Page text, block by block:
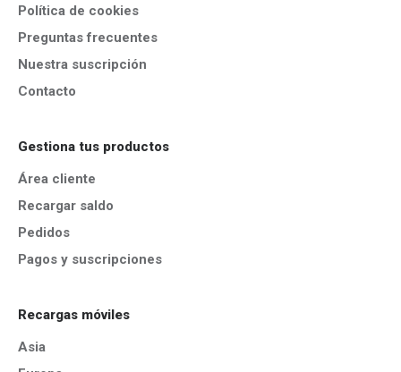
Política de cookies
Preguntas frecuentes
Nuestra suscripción
Contacto
Gestiona tus productos
Área cliente
Recargar saldo
Pedidos
Pagos y suscripciones
Recargas móviles
Asia